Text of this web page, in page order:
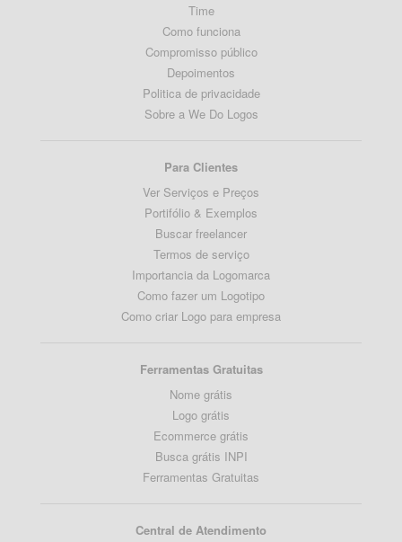
Time
Como funciona
Compromisso público
Depoimentos
Politica de privacidade
Sobre a We Do Logos
Para Clientes
Ver Serviços e Preços
Portifólio & Exemplos
Buscar freelancer
Termos de serviço
Importancia da Logomarca
Como fazer um Logotipo
Como criar Logo para empresa
Ferramentas Gratuitas
Nome grátis
Logo grátis
Ecommerce grátis
Busca grátis INPI
Ferramentas Gratuitas
Central de Atendimento